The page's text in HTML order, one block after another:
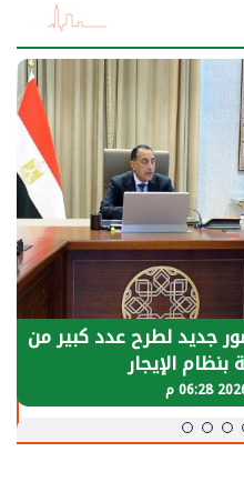
في قطاع الطاقة
الإنتاج الطبيعية